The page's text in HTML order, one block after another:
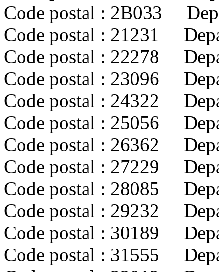
Code postal : 2B033
Code postal : 21231
Code postal : 22278
Code postal : 23096
Code postal : 24322
Code postal : 25056
Code postal : 26362
Code postal : 27229
Code postal : 28085
Code postal : 29232
Code postal : 30189
Code postal : 31555